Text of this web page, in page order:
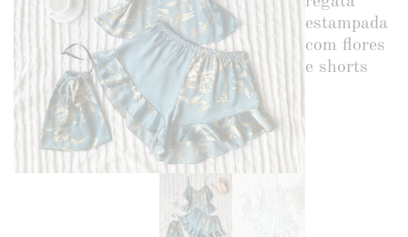
estampada
com flores
e shorts